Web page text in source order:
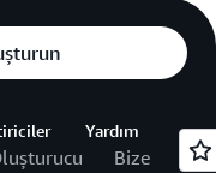
Yardım
Bize